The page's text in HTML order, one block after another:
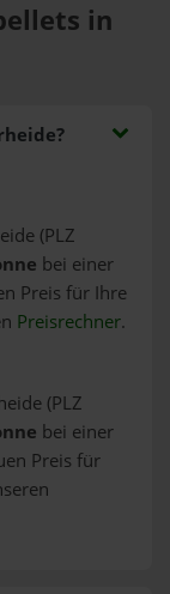
in
(PLZ
bei einer
Preis für Ihre
Preisrechner.
(PLZ
bei einer
Preis für